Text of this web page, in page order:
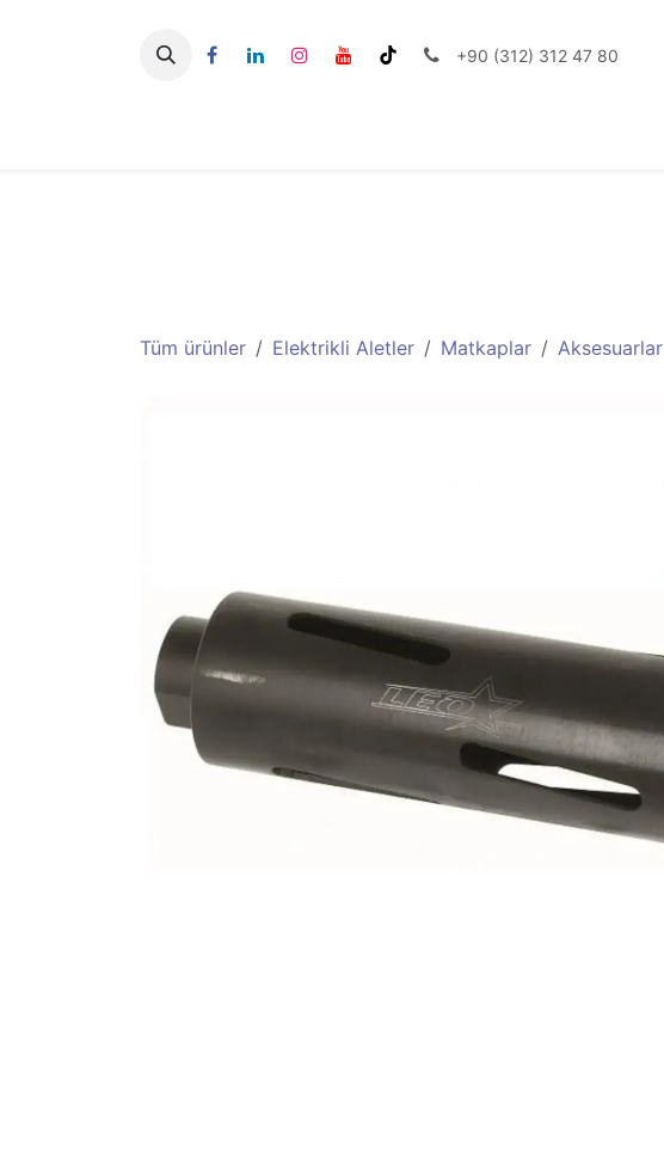
+90 (312) 312 47 80
Tüm ürünler Elektrikli Aletler Matkaplar Aksesuarlar